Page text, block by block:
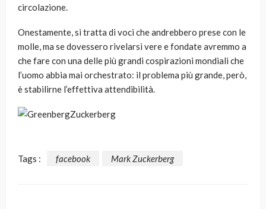
circolazione.
Onestamente, si tratta di voci che andrebbero prese con le
molle, ma se dovessero rivelarsi vere e fondate avremmo a
che fare con una delle più grandi cospirazioni mondiali che
l’uomo abbia mai orchestrato: il problema più grande, però,
è stabilirne l’effettiva attendibilità.
Tags : facebook Mark Zuckerberg